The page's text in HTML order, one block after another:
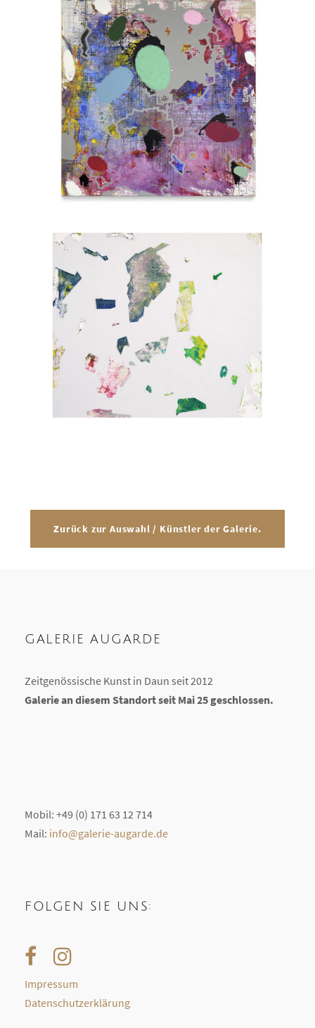
Zurück zur Auswahl / Künstler der Galerie.
GALERIE AUGARDE
Zeitgenössische Kunst in Daun seit 2012
Galerie an diesem Standort seit Mai 25 geschlossen.
Mobil: +49 (0) 171 63 12 714
Mail: info@galerie-augarde.de
FOLGEN SIE UNS:
Impressum
Datenschutzerklärung